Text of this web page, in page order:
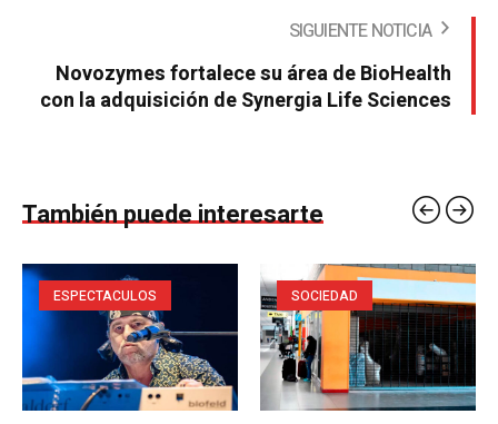
SIGUIENTE NOTICIA
Novozymes fortalece su área de BioHealth
con la adquisición de Synergia Life Sciences
También puede interesarte
ESPECTACULOS SOCIEDAD